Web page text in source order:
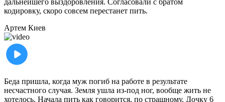
дальнейшего выздоровления. Согласовали с братом
кодировку, скоро совсем перестанет пить.
Артем Киев
Беда пришла, когда муж погиб на работе в результате
несчастного случая. Земля ушла из-под ног, вообще жить не
хотелось. Начала пить как говорится, по страшному. Дочку 6